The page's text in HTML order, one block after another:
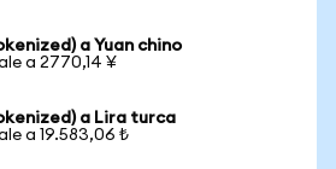
a Yuan chino
a 2770,14 ¥
a Lira turca
a 19.583,06 ₺